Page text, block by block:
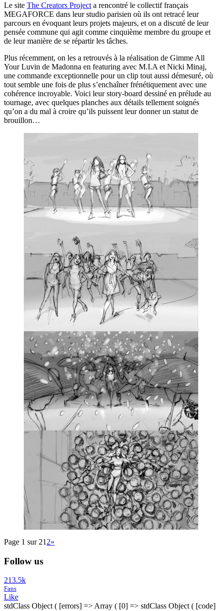
Le site The Creators Project a rencontré le collectif français
MEGAFORCE dans leur studio parisien où ils ont retracé leur
parcours en évoquant leurs projets majeurs, et on a discuté de leur
pensée commune qui agit comme cinquième membre du groupe et
de leur manière de se répartir les tâches.
Plus récemment, on les a retrouvés à la réalisation de Gimme All
Your Luvin de Madonna en featuring avec M.I.A et Nicki Minaj,
une commande exceptionnelle pour un clip tout aussi démesuré, où
tout semble une fois de plus s’enchaîner frénétiquement avec une
cohérence incroyable. Voici leur story-board dessiné en prélude au
tournage, avec quelques planches aux détails tellement soignés
qu’on a du mal à croire qu’ils puissent leur donner un statut de
brouillon…
Page 1 sur 21 2»
Follow us
213.5k
Fans
Like
stdClass Object ( [errors] => Array ( [0] => stdClass Object ( [code]